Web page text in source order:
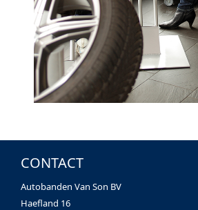
CONTACT
Autobanden Van Son BV
Haefland 16